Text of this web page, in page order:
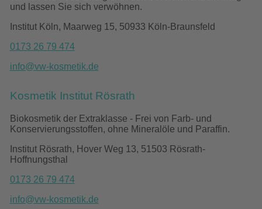
und lassen Sie sich verwöhnen.
Institut Köln, Maarweg 15, 50933 Köln-Braunsfeld
0173 26 79 474
info@vw-kosmetik.de
Kosmetik Institut Rösrath
Biokosmetik der Extraklasse - Frei von Farb- und
Konservierungsstoffen, ohne Mineralöle und Paraffin.
Institut Rösrath, Hover Weg 13, 51503 Rösrath-
Hoffnungsthal
0173 26 79 474
info@vw-kosmetik.de